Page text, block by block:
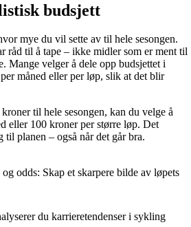
budsjett
mye du vil sette av til hele sesongen.
råd til å tape – ikke midler som er ment til
Mange velger å dele opp budsjettet i
måned eller per løp, slik at det blir
til hele sesongen, kan du velge å
eller 100 kroner per større løp. Det
til planen – også når det går bra.
odds: Skap et skarpere bilde av løpets
du karrieretendenser i sykling